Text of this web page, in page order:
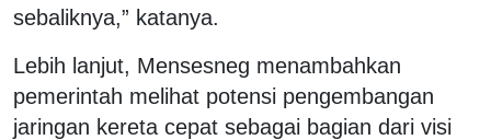
sebaliknya,” katanya.
Lebih lanjut, Mensesneg menambahkan
pemerintah melihat potensi pengembangan
jaringan kereta cepat sebagai bagian dari visi